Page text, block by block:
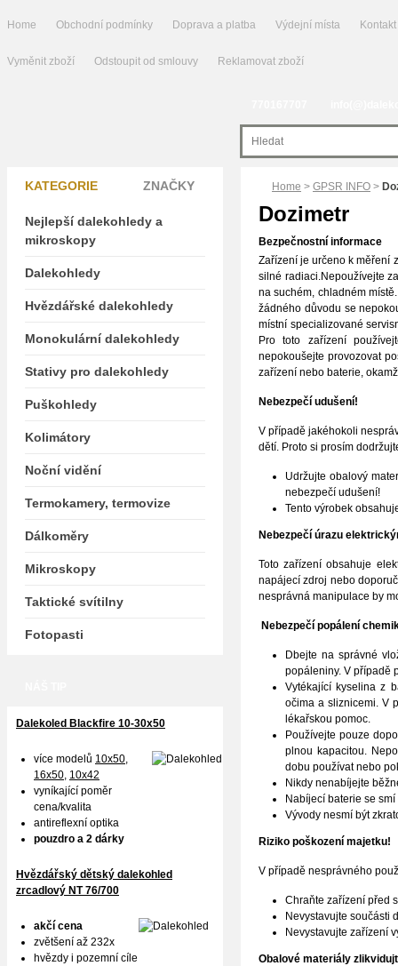
Home Obchodní podmínky Doprava a platba Výdejní místa Kontakt
Vyměnit zboží Odstoupit od smlouvy Reklamovat zboží
Home > GPSR INFO >
Dozimetr
Bezpečnostní informace
Zařízení je určeno k měření
silné radiaci.Nepoužívejte
na suchém, chladném
žádného důvodu se
místní specializované
Pro toto zařízení
nepokoušejte provozovat
zařízení nebo baterie,
Nebezpečí udušení!
V případě jakéhokoli
dětí. Proto si prosím
Udržujte obalový
nebezpečí udušení!
Tento výrobek
Nebezpečí úrazu
Toto zařízení obsahuje
napájecí zdroj nebo
nesprávná manipulace by
Nebezpečí popálení
Dbejte na správné
popáleniny. V případě
Vytékající kyselina z
očima a sliznicemi. V
lékařskou pomoc.
Používejte pouze
plnou kapacitou.
dobu používat nebo
Nikdy nenabíjejte
Nabíjecí baterie se
Vývody nesmí být
Riziko poškození majetku!
V případě nesprávného
Chraňte zařízení před
Nevystavujte součásti
Nevystavujte zařízení
Obalové materiály
KATEGORIE ZNAČKY
Nejlepší dalekohledy a
mikroskopy
Dalekohledy
Hvězdářské dalekohledy
Monokulární dalekohledy
Stativy pro dalekohledy
Puškohledy
Kolimátory
Noční vidění
Termokamery, termovize
Dálkoměry
Mikroskopy
Taktické svítilny
Fotopasti
Dalekoled Blackfire 10-30x50
více modelů 10x50,
16x50, 10x42
vyníkající poměr
cena/kvalita
antireflexní optika
pouzdro a 2 dárky
Hvězdářský dětský dalekohled
zrcadlový NT 76/700
akčí cena
zvětšení až 232x
hvězdy i pozemní cíle